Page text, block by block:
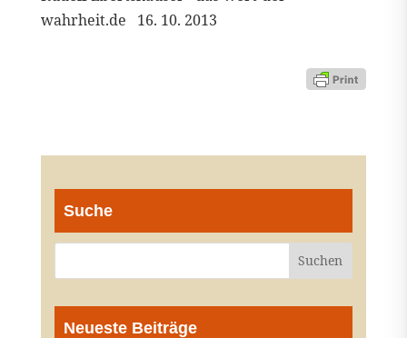
wahrheit.de 16. 10. 2013
Suche
Neueste Beiträge